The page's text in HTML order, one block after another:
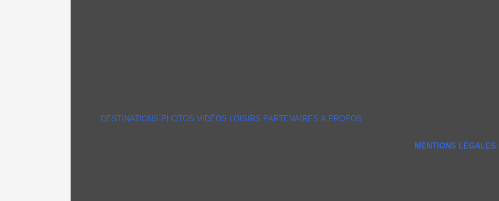
DESTINATIONS PHOTOS VIDÉOS LOISIRS PARTENAIRES A PROPOS
MENTIONS LÉGALES